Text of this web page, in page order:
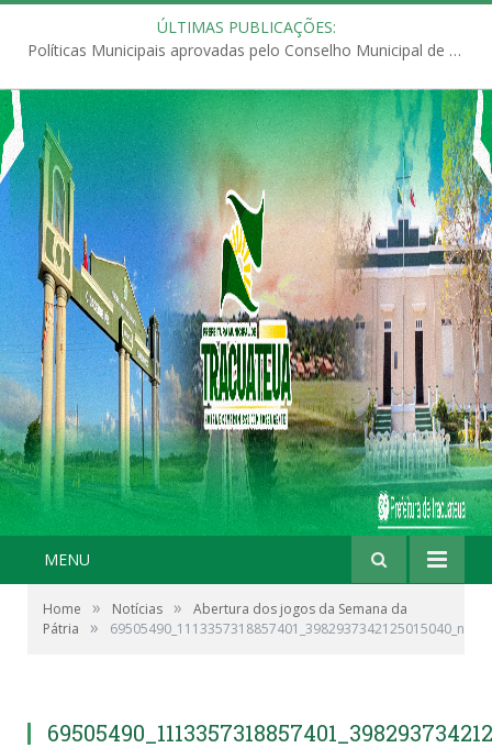
ÚLTIMAS PUBLICAÇÕES:
Políticas Municipais aprovadas pelo Conselho Municipal de Educação (CME)
MENU
Home » Notícias »
Abertura dos jogos da Semana da
Pátria
» 69505490_1113357318857401_3982937342125015040_n